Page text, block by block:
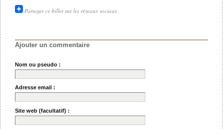
Partager ce billet sur les réseaux sociaux
Ajouter un commentaire
Nom ou pseudo :
Adresse email :
Site web (facultatif) :